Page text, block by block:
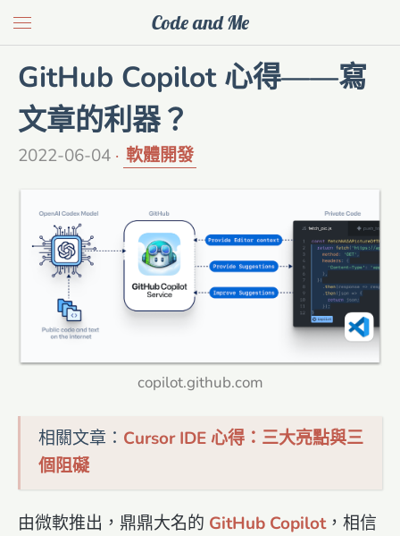
Code and Me
GitHub Copilot 心得——寫
文章的利器？
2022-06-04 軟體開發
copilot.github.com
相關文章： Cursor IDE 心得：三大亮點與三
個阻礙
由微軟推出，鼎鼎大名的 GitHub Copilot，相信